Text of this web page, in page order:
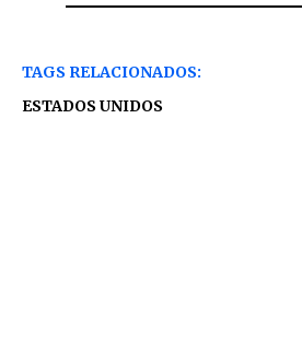
TAGS RELACIONADOS:
ESTADOS UNIDOS